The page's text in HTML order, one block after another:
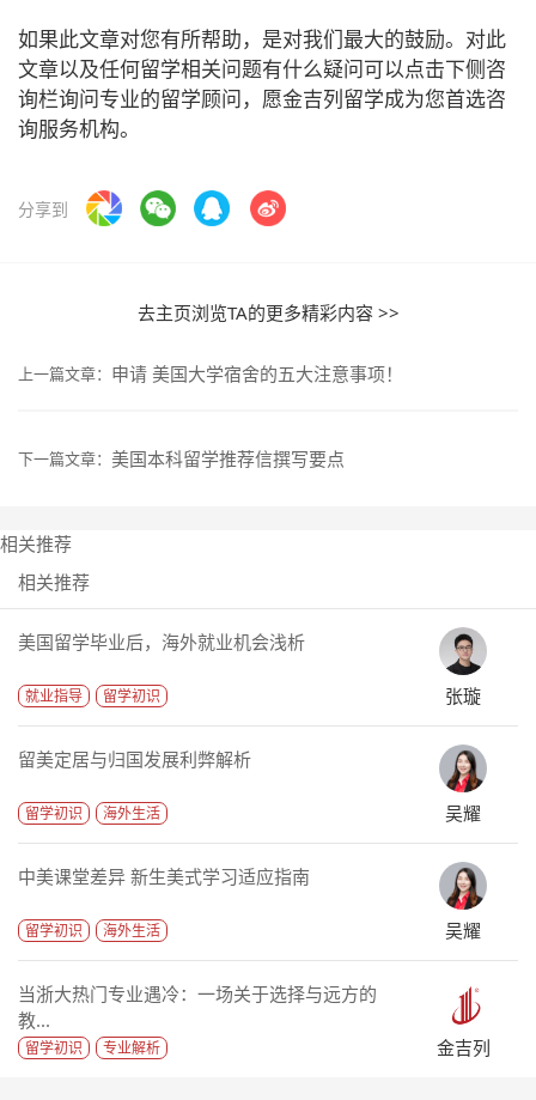
如果此文章对您有所帮助，是对我们最大的鼓励。对此
文章以及任何留学相关问题有什么疑问可以点击下侧咨
询栏询问专业的留学顾问，愿金吉列留学成为您首选咨
询服务机构。
分享到
去主页浏览TA的更多精彩内容 >>
上一篇文章： 申请 美国大学宿舍的五大注意事项！
下一篇文章： 美国本科留学推荐信撰写要点
相关推荐
相关推荐
美国留学毕业后，海外就业机会浅析
就业指导 留学初识 张璇
留美定居与归国发展利弊解析
留学初识 海外生活 吴耀
中美课堂差异 新生美式学习适应指南
留学初识 海外生活 吴耀
当浙大热门专业遇冷：一场关于选择与远方的
教...
留学初识 专业解析 金吉列